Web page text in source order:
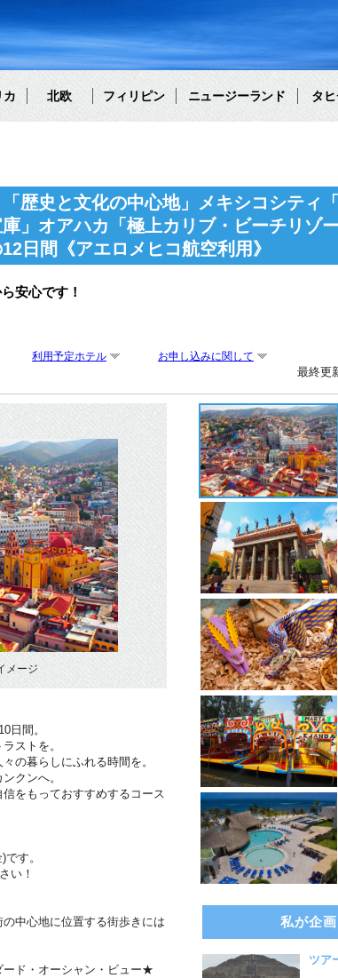
カ 北欧 フィリピン ニュージーランド タ
歴史と文化の中心地」メキシコシティ
」オアハカ「極上カリブ・ビーチリゾ
日間《アエロメヒコ航空利用》
安心です！
利用予定ホテル お申し込みに関して
最終更
メージ
日間。
ストを。
の暮らしにふれる時間を。
クンへ。
をもっておすすめするコース
す。
い！
中心地に位置する街歩きには
ード・オーシャン・ビュー★
私が企画
ツア